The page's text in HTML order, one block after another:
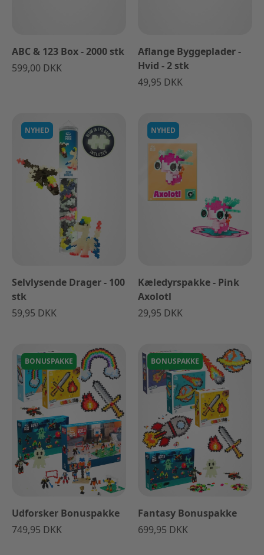
ABC & 123 Box - 2000 stk
599,00 DKK
Aflange Byggeplader -
Hvid - 2 stk
49,95 DKK
NYHED
Selvlysende Drager - 100
stk
59,95 DKK
NYHED
Kæledyrspakke - Pink
Axolotl
29,95 DKK
BONUSPAKKE
Udforsker Bonuspakke
749,95 DKK
BONUSPAKKE
Fantasy Bonuspakke
699,95 DKK